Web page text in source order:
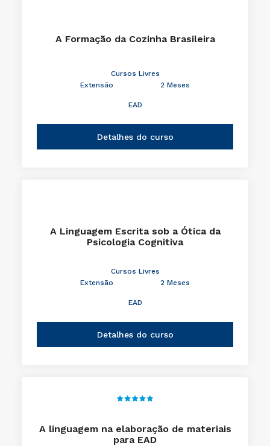
A Formação da Cozinha Brasileira
Cursos Livres
Extensão
2 Meses
EAD
Detalhes do curso
A Linguagem Escrita sob a Ótica da
Psicologia Cognitiva
Cursos Livres
Extensão
2 Meses
EAD
Detalhes do curso
A linguagem na elaboração de materiais
para EAD